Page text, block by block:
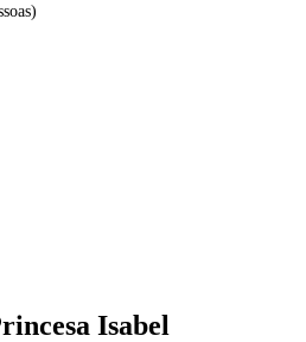
Isabel